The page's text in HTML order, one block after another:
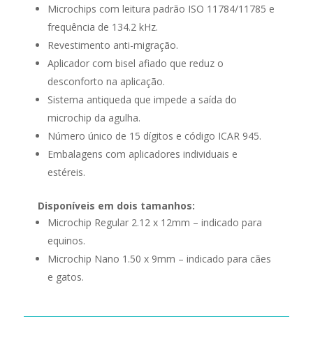
Microchips com leitura padrão ISO 11784/11785 e
frequência de 134.2 kHz.
Revestimento anti-migração.
Aplicador com bisel afiado que reduz o
desconforto na aplicação.
Sistema antiqueda que impede a saída do
microchip da agulha.
Número único de 15 dígitos e código ICAR 945.
Embalagens com aplicadores individuais e
estéreis.
Disponíveis em dois tamanhos:
Microchip Regular 2.12 x 12mm – indicado para
equinos.
Microchip Nano 1.50 x 9mm – indicado para cães
e gatos.